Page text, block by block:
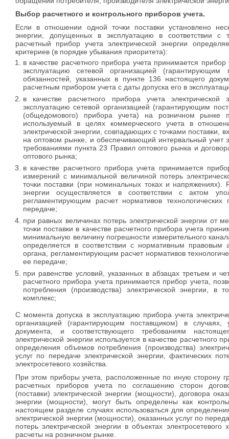
Выбор расчетного и контрольного приборов учета.
Если в отношении одной точки поставки установлено
энергии, допущенных в эксплуатацию в соответствии с
расчетный прибор учета электрической энергии
критериев (в порядке убывания приоритета):
в качестве расчетного прибора учета принимается
эксплуатацию сетевой организацией
обязанностей, указанных в пункте 136 настоящего
расчетным прибором учета с даты допуска его в
в качестве расчетного прибора учета
эксплуатацию сетевой организацией (гарантирующим
(общедомового) прибора учета) на розничном рынке
используемый в целях коммерческого учета в
электрической энергии, совпадающих с точками поставки,
на оптовом рынке, и обеспечивающий интервальный учет
требованиями пункта 23 Правил оптового рынка и
оптового рынка;
в качестве расчетного прибора учета принимается
измерений с минимальной величиной потерь
точки поставки (при номинальных токах и напряжениях).
энергии осуществляется в соответствии с актом
регламентирующим расчет нормативов технологических
передаче;
при равных величинах потерь электрической энергии от
точки поставки в качестве расчетного прибора учета
минимальную величину погрешности измерительного
определяется в соответствии с нормативным правовым
органа, регламентирующим расчет нормативов
ее передаче;
при равенстве условий, указанных в абзацах третьем и
расчетного прибора учета принимается прибор учета,
потребления (производства) электрической энергии,
комплекс;
С момента допуска в эксплуатацию прибора учета
организацией (гарантирующим поставщиком) в
документа, и соответствующего требованиям
электрической энергии используется в качестве расчетного
определения объемов потребления (производства)
услуг по передаче электрической энергии, фактических
электросетевого хозяйства.
При этом приборы учета, расположенные по иную сторону
расчетных приборов учета по соглашению сторон
(поставки) электрической энергии (мощности), договора
энергии (мощности), могут быть определены как
настоящем разделе случаях использоваться для
электрической энергии (мощности), оказанных услуг по
потерь электрической энергии в объектах
расчеты на розничном рынке.